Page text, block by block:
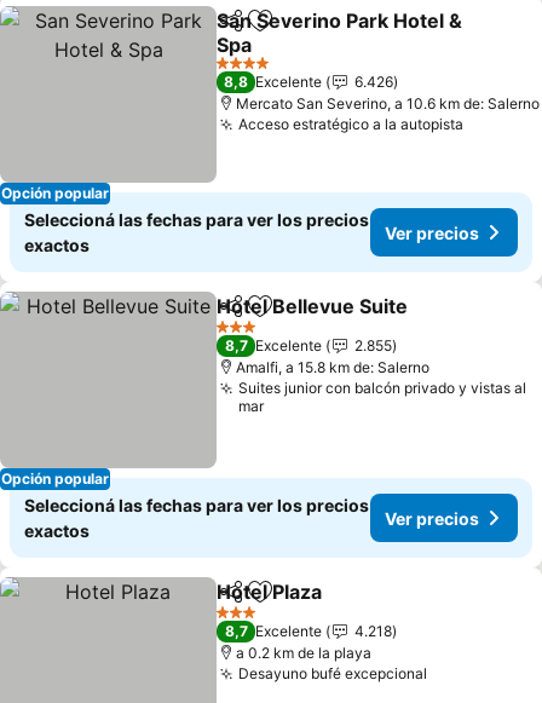
Opción popular
CompartirAñadir a favoritos
San Severino Park Hotel &
Spa
4 Estrellas
8,8 Excelente
6.426
Mercato San Severino, a 10.6 km de: Salerno
Acceso estratégico a la autopista
Seleccioná las fechas para ver los precios
exactos
Ver precios
Opción popular
CompartirAñadir a favoritos
Hotel Bellevue Suite
3 Estrellas
8,7 Excelente
2.855
Amalfi, a 15.8 km de: Salerno
Suites junior con balcón privado y vistas al
mar
Seleccioná las fechas para ver los precios
exactos
Ver precios
CompartirAñadir a favoritos
Hotel Plaza
3 Estrellas
8,7 Excelente
4.218
a 0.2 km de la playa
Desayuno bufé excepcional